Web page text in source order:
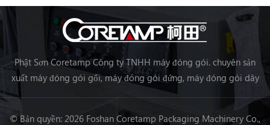
Phật Sơn Coretamp Công ty TNHH máy đóng gói. chuyên sản
xuất máy đóng gói gối, máy đóng gói đứng, máy đóng gói dây
chuyền chế biến thực phẩm, máy đóng gói rau củ quả máy đóng
gói, v.v.
© Bản quyền: 2026 Foshan Coretamp Packaging Machinery Co.,